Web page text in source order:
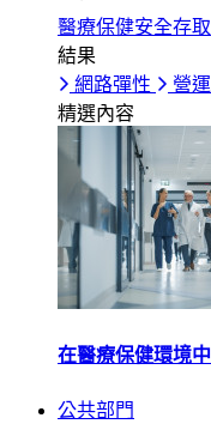
醫療保健安全存取
結果
網路彈性
營
精選內容
在醫療保健環境
公共部門